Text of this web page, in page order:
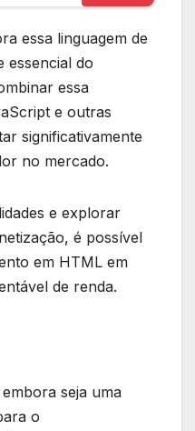
essa linguagem de
essencial do
essa
e outras
significativamente
no mercado.
e explorar
é possível
em HTML em
de renda.
seja uma
o